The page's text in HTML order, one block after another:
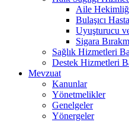
Aile
Bulaşıcı
Uyuşturucu
Sigara
Sağlık Hizmetleri
Destek Hizmetleri
Mevzuat
Kanunlar
Yönetmelikler
Genelgeler
Yönergeler